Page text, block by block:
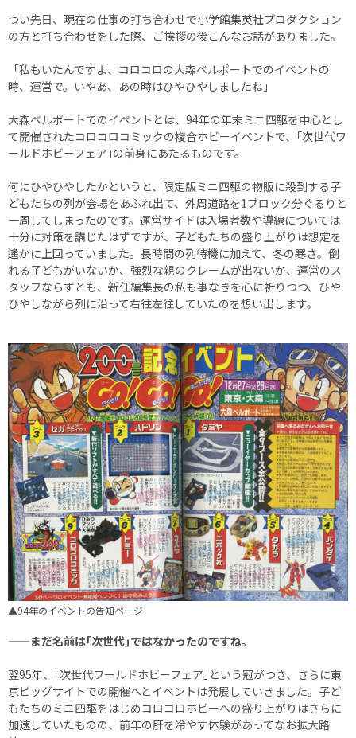
つい先日、現在の仕事の打ち合わせで小学館集英社プロダクション
の方と打ち合わせをした際、ご挨拶の後こんなお話がありました。
「私もいたんですよ、コロコロの大森ベルポートでのイベントの
時、運営で。いやあ、あの時はひやひやしましたね」
大森ベルポートでのイベントとは、94年の年末ミニ四駆を中心とし
て開催されたコロコロコミックの複合ホビーイベントで、｢次世代ワ
ールドホビーフェア｣の前身にあたるものです。
何にひやひやしたかというと、限定版ミニ四駆の物販に殺到する子
どもたちの列が会場をあふれ出て、外周道路を1ブロック分ぐるりと
一周してしまったのです。運営サイドは入場者数や導線については
十分に対策を講じたはずですが、子どもたちの盛り上がりは想定を
遙かに上回っていました。長時間の列待機に加えて、冬の寒さ。倒
れる子どもがいないか、強烈な親のクレームが出ないか、運営のス
タッフならずとも、新任編集長の私も事なきを心に祈りつつ、ひや
ひやしながら列に沿って右往左往していたのを想い出します。
▲94年のイベントの告知ページ
——まだ名前は｢次世代｣ではなかったのですね。
翌95年、｢次世代ワールドホビーフェア｣という冠がつき、さらに東
京ビッグサイトでの開催へとイベントは発展していきました。子ど
もたちのミニ四駆をはじめコロコロホビーへの盛り上がりはさらに
加速していたものの、前年の肝を冷やす体験があってなお拡大路